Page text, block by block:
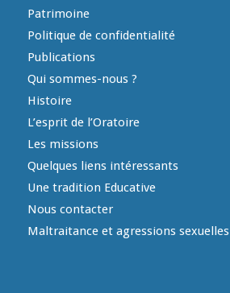
Patrimoine
Politique de confidentialité
Publications
Qui sommes-nous ?
Histoire
L’esprit de l’Oratoire
Les missions
Quelques liens intéressants
Une tradition Educative
Nous contacter
Maltraitance et agressions sexuelles